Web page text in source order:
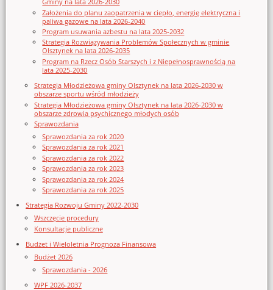
Założenia do planu zaopatrzenia w ciepło, energię elektryczna i
paliwa gazowe na lata 2026-2040
Program usuwania azbestu na lata 2025-2032
Strategia Rozwiązywania Problemów Społecznych w gminie
Olsztynek na lata 2026-2035
Program na Rzecz Osób Starszych i z Niepełnosprawnością na
lata 2025-2030
Strategia Młodzieżowa gminy Olsztynek na lata 2026-2030 w
obszarze sportu wśród młodzieży
Strategia Młodzieżowa gminy Olsztynek na lata 2026-2030 w
obszarze zdrowia psychicznego młodych osób
Sprawozdania
Sprawozdania za rok 2020
Sprawozdania za rok 2021
Sprawozdania za rok 2022
Sprawozdania za rok 2023
Sprawozdania za rok 2024
Sprawozdania za rok 2025
Strategia Rozwoju Gminy 2022-2030
Wszczęcie procedury
Konsultacje publiczne
Budżet i Wieloletnia Prognoza Finansowa
Budżet 2026
Sprawozdania - 2026
WPF 2026-2037